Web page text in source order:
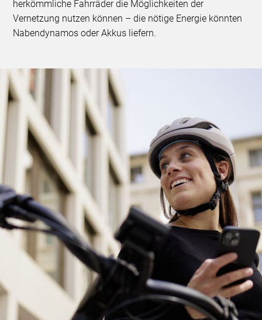
herkömmliche Fahrräder die Möglichkeiten der
Vernetzung nutzen können – die nötige Energie könnten
Nabendynamos oder Akkus liefern.